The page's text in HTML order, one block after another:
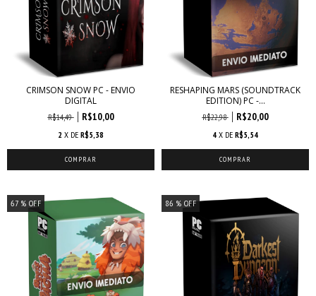
CRIMSON SNOW PC - ENVIO
DIGITAL
R$14,49 R$10,00
2 X DE R$5,38
RESHAPING MARS (SOUNDTRACK
EDITION) PC -...
R$22,98 R$20,00
4 X DE R$5,54
67% OFF 86 % OFF